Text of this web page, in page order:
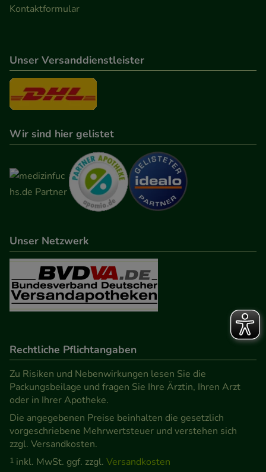
Kontaktformular
Unser Versanddienstleister
Wir sind hier gelistet
Unser Netzwerk
Rechtliche Pflichtangaben
Zu Risiken und Nebenwirkungen lesen Sie die
Packungsbeilage und fragen Sie Ihre Ärztin, Ihren Arzt
oder in Ihrer Apotheke.
Die angegebenen Preise beinhalten die gesetzlich
vorgeschriebene Mehrwertsteuer und verstehen sich
zzgl. Versandkosten.
1 inkl. MwSt. ggf. zzgl. Versandkosten